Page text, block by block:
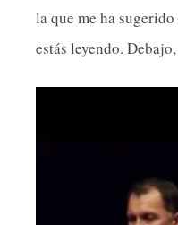
la que me ha
estás leyendo.